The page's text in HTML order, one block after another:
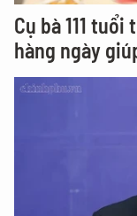
Cụ bà 111
hàng ngày